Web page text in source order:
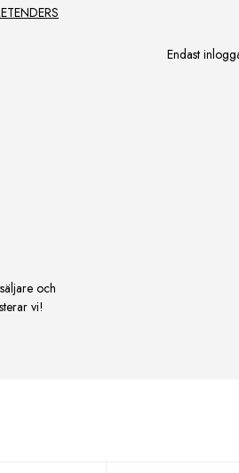
Endast
och
vi!